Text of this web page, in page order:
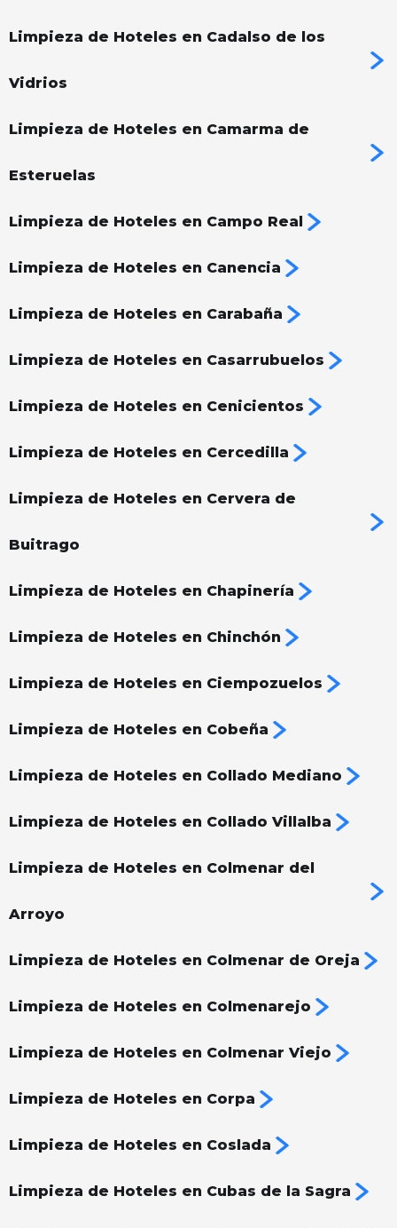
Limpieza de Hoteles en Cadalso de los
Vidrios
Limpieza de Hoteles en Camarma de
Esteruelas
Limpieza de Hoteles en Campo Real
Limpieza de Hoteles en Canencia
Limpieza de Hoteles en Carabaña
Limpieza de Hoteles en Casarrubuelos
Limpieza de Hoteles en Cenicientos
Limpieza de Hoteles en Cercedilla
Limpieza de Hoteles en Cervera de
Buitrago
Limpieza de Hoteles en Chapinería
Limpieza de Hoteles en Chinchón
Limpieza de Hoteles en Ciempozuelos
Limpieza de Hoteles en Cobeña
Limpieza de Hoteles en Collado Mediano
Limpieza de Hoteles en Collado Villalba
Limpieza de Hoteles en Colmenar del
Arroyo
Limpieza de Hoteles en Colmenar de Oreja
Limpieza de Hoteles en Colmenarejo
Limpieza de Hoteles en Colmenar Viejo
Limpieza de Hoteles en Corpa
Limpieza de Hoteles en Coslada
Limpieza de Hoteles en Cubas de la Sagra